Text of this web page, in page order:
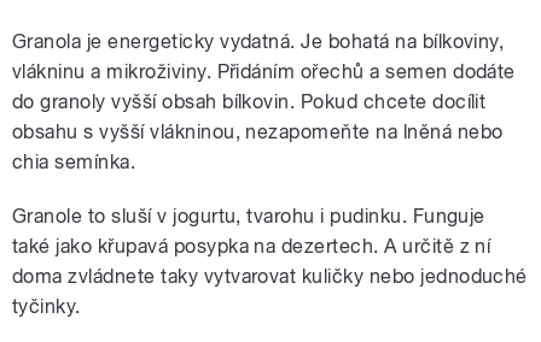
Granola je energeticky vydatná. Je bohatá na bílkoviny,
vlákninu a mikroživiny. Přidáním ořechů a semen dodáte
do granoly vyšší obsah bílkovin. Pokud chcete docílit
obsahu s vyšší vlákninou, nezapomeňte na lněná nebo
chia semínka.
Granole to sluší v jogurtu, tvarohu i pudinku. Funguje
také jako křupavá posypka na dezertech. A určitě z ní
doma zvládnete taky vytvarovat kuličky nebo jednoduché
tyčinky.